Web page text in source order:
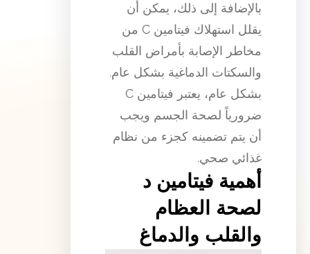
بالإضافة إلى ذلك، يمكن أن
يقلل استهلاك فيتامين C من
مخاطر الإصابة بأمراض القلب
والسكتات الدماغية بشكل عام.
بشكل عام، يعتبر فيتامين C
ضرورياً لصحة الجسم ويجب
أن يتم تضمينه كجزء من نظام
غذائي صحي.
أهمية فيتامين د
لصحة العظام
والقلب والدماغ